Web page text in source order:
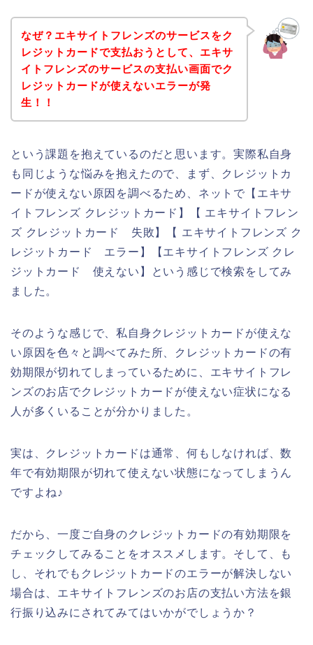
なぜ？エキサイトフレンズのサービスをク
レジットカードで支払おうとして、エキサ
イトフレンズのサービスの支払い画面でク
レジットカードが使えないエラーが発
生！！
という課題を抱えているのだと思います。実際私自身
も同じような悩みを抱えたので、まず、クレジットカ
ードが使えない原因を調べるため、ネットで【エキサ
イトフレンズ クレジットカード】【 エキサイトフレン
ズ クレジットカード 失敗】【 エキサイトフレンズ ク
レジットカード エラー】【エキサイトフレンズ クレ
ジットカード 使えない】という感じで検索をしてみ
ました。
そのような感じで、私自身クレジットカードが使えな
い原因を色々と調べてみた所、クレジットカードの有
効期限が切れてしまっているために、エキサイトフレ
ンズのお店でクレジットカードが使えない症状になる
人が多くいることが分かりました。
実は、クレジットカードは通常、何もしなければ、数
年で有効期限が切れて使えない状態になってしまうん
ですよね♪
だから、一度ご自身のクレジットカードの有効期限を
チェックしてみることをオススメします。そして、も
し、それでもクレジットカードのエラーが解決しない
場合は、エキサイトフレンズのお店の支払い方法を銀
行振り込みにされてみてはいかがでしょうか？